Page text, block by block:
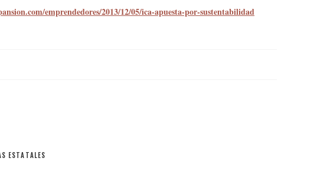
emprendedores/2013/12/05/ica-apuesta-por-sustentabilidad
ESTATALES